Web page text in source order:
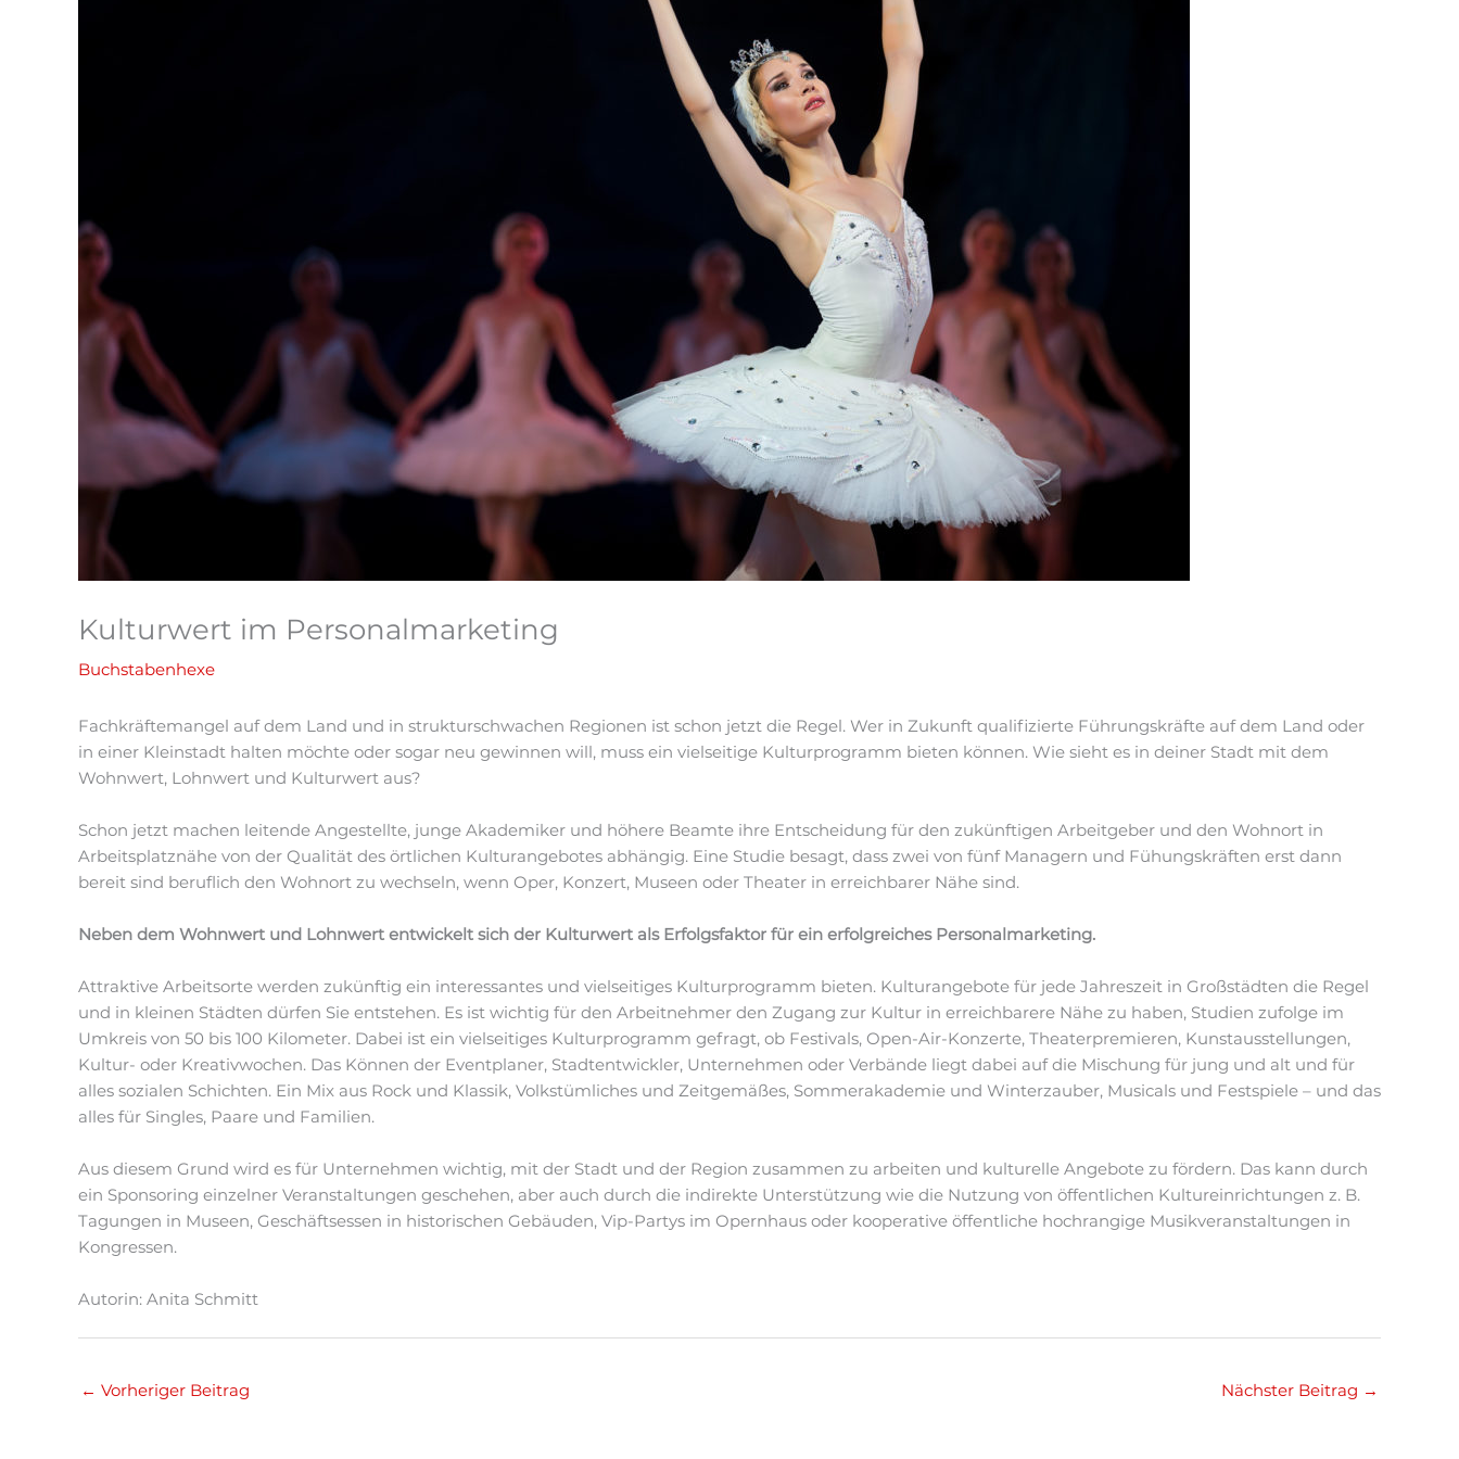
Kulturwert im Personalmarketing
Buchstabenhexe
Fachkräftemangel auf dem Land und in strukturschwachen Regionen ist schon jetzt die Regel. Wer in Zukunft qualifizierte Führungskräfte auf dem Land oder
in einer Kleinstadt halten möchte oder sogar neu gewinnen will, muss ein vielseitige Kulturprogramm bieten können. Wie sieht es in deiner Stadt mit dem
Wohnwert, Lohnwert und Kulturwert aus?
Schon jetzt machen leitende Angestellte, junge Akademiker und höhere Beamte ihre Entscheidung für den zukünftigen Arbeitgeber und den Wohnort in
Arbeitsplatznähe von der Qualität des örtlichen Kulturangebotes abhängig. Eine Studie besagt, dass zwei von fünf Managern und Fühungskräften erst dann
bereit sind beruflich den Wohnort zu wechseln, wenn Oper, Konzert, Museen oder Theater in erreichbarer Nähe sind.
Neben dem Wohnwert und Lohnwert entwickelt sich der Kulturwert als Erfolgsfaktor für ein erfolgreiches Personalmarketing.
Attraktive Arbeitsorte werden zukünftig ein interessantes und vielseitiges Kulturprogramm bieten. Kulturangebote für jede Jahreszeit in Großstädten die Regel
und in kleinen Städten dürfen Sie entstehen. Es ist wichtig für den Arbeitnehmer den Zugang zur Kultur in erreichbarere Nähe zu haben, Studien zufolge im
Umkreis von 50 bis 100 Kilometer. Dabei ist ein vielseitiges Kulturprogramm gefragt, ob Festivals, Open-Air-Konzerte, Theaterpremieren, Kunstausstellungen,
Kultur- oder Kreativwochen. Das Können der Eventplaner, Stadtentwickler, Unternehmen oder Verbände liegt dabei auf die Mischung für jung und alt und für
alles sozialen Schichten. Ein Mix aus Rock und Klassik, Volkstümliches und Zeitgemäßes, Sommerakademie und Winterzauber, Musicals und Festspiele – und das
alles für Singles, Paare und Familien.
Aus diesem Grund wird es für Unternehmen wichtig, mit der Stadt und der Region zusammen zu arbeiten und kulturelle Angebote zu fördern. Das kann durch
ein Sponsoring einzelner Veranstaltungen geschehen, aber auch durch die indirekte Unterstützung wie die Nutzung von öffentlichen Kultureinrichtungen z. B.
Tagungen in Museen, Geschäftsessen in historischen Gebäuden, Vip-Partys im Opernhaus oder kooperative öffentliche hochrangige Musikveranstaltungen in
Kongressen.
Autorin: Anita Schmitt
← Vorheriger Beitrag Nächster Beitrag →